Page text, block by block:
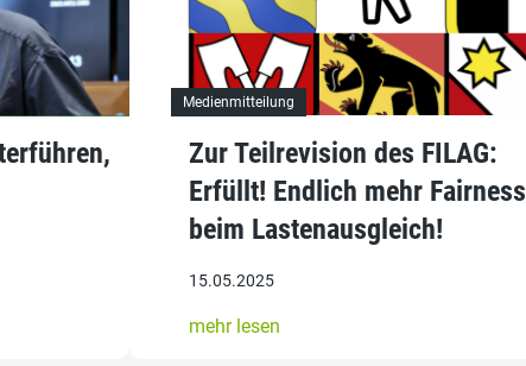
Medienmitteilung
Zur Teilrevision des FILAG:
Erfüllt! Endlich mehr Fairness
beim Lastenausgleich!
15.05.2025
mehr lesen